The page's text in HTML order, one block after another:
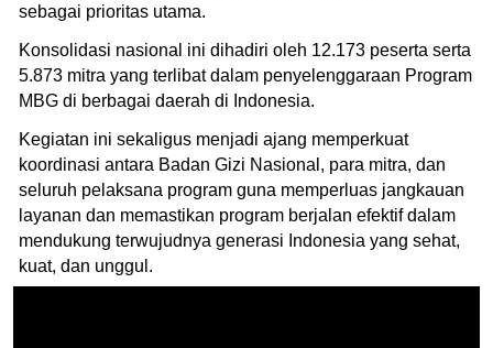
sebagai prioritas utama.
Konsolidasi nasional ini dihadiri oleh 12.173 peserta serta
5.873 mitra yang terlibat dalam penyelenggaraan Program
MBG di berbagai daerah di Indonesia.
Kegiatan ini sekaligus menjadi ajang memperkuat
koordinasi antara Badan Gizi Nasional, para mitra, dan
seluruh pelaksana program guna memperluas jangkauan
layanan dan memastikan program berjalan efektif dalam
mendukung terwujudnya generasi Indonesia yang sehat,
kuat, dan unggul.